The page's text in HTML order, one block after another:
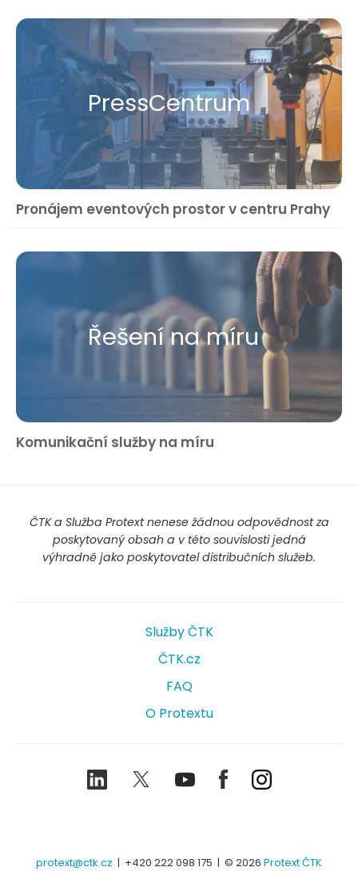
Press​Centrum
Pronájem eventových prostor v centru Prahy
Řešení na míru
Komunikační služby na míru
ČTK a Služba Protext nenese žádnou odpovědnost za
poskytovaný obsah a v této souvislosti jedná
výhradně jako poskytovatel distribučních služeb.
Služby ČTK
ČTK.cz
FAQ
O Protextu
LinkedIn TwitterYoutubeFacebookInstagram
protext@ctk.cz | +420 222 098 175 | © 2026 Protext ČTK